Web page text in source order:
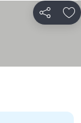
공유 즐